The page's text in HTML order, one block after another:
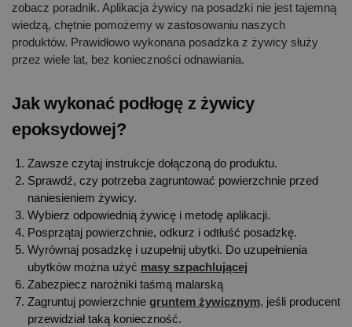
zobacz poradnik. Aplikacja żywicy na posadzki nie jest tajemną
wiedzą, chętnie pomożemy w zastosowaniu naszych
produktów. Prawidłowo wykonana posadzka z żywicy służy
przez wiele lat, bez konieczności odnawiania.
Jak wykonać podłogę z żywicy
epoksydowej?
Zawsze czytaj instrukcje dołączoną do produktu.
Sprawdź, czy potrzeba zagruntować powierzchnie przed
naniesieniem żywicy.
Wybierz odpowiednią żywicę i metodę aplikacji.
Posprzątaj powierzchnie, odkurz i odtłuść posadzkę.
Wyrównaj posadzkę i uzupełnij ubytki. Do uzupełnienia
ubytków można użyć masy szpachlującej
Zabezpiecz narożniki taśmą malarską
Zagruntuj powierzchnie gruntem żywicznym, jeśli producent
przewidział taką konieczność.